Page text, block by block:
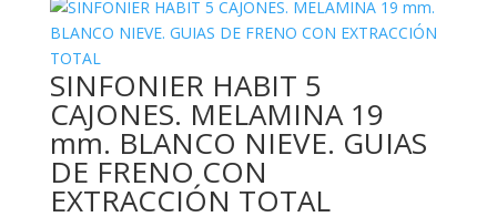
SINFONIER HABIT 5
CAJONES. MELAMINA 19
mm. BLANCO NIEVE. GUIAS
DE FRENO CON
EXTRACCIÓN TOTAL